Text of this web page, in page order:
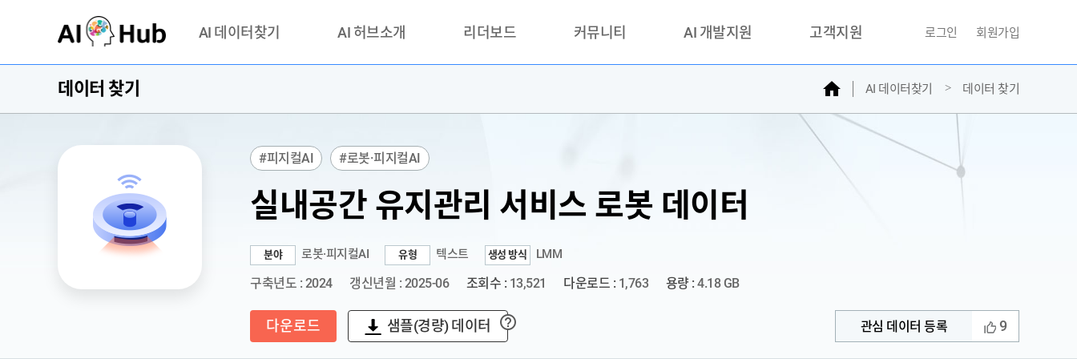
AI 데이터찾기
기관 제공 데이터
AI 허브 오픈 API
AI 허브소개
안심존이란?
이용정책
리더보드 커뮤니티
활용성과 우수사례
AI 개발지원 고객지원
문의하기
자주찾는질문
민원접수
AI데이터등록신청
로그인 회원가입
데이터 찾기 홈 AI 데이터찾기 데이터 찾기
#피지컬AI #로봇·피지컬AI
실내공간 유지관리 서비스 로봇 데이터
분야 로봇·피지컬AI 유형 텍스트 생성 방식 LMM
구축년도 : 2024 갱신년월 : 2025-06 조회수 : 13,521 다운로드 : 1,763 용량 : 4.18 GB
다운로드 샘플(경량) 데이터 ? 관심 데이터 등록 9